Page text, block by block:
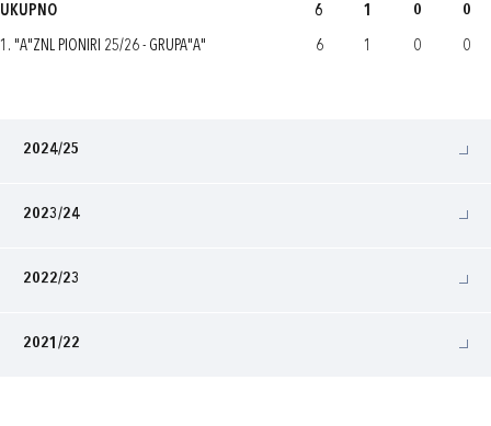
UKUPNO 6 1 0 0
1. "A"ZNL PIONIRI 25/26 - GRUPA"A" 6 1 0 0
2024/25
2023/24
2022/23
2021/22